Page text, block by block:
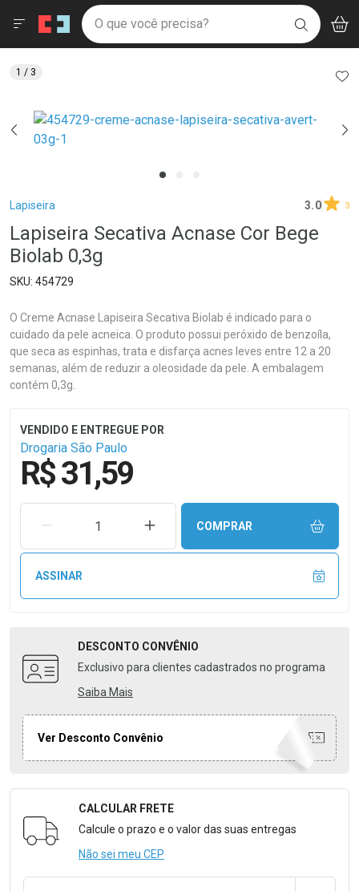
Drogaria São Paulo
Ir direto para a home
pela página
Ir direto para o conteúdo
Ir direto para a busca
Ir direto para a conta
Ir direto para a notificações
Ir direto para o carrinho
Ir direto para o menu
Faça a sua busca
O que você precisa? BUSCAR
Menu
Breadcrumb
Lapiseira 3.0 3
Lapiseira Secativa Acnase Cor Bege
Biolab 0,3g
454729
O Creme Acnase Lapiseira Secativa Biolab é indicado para o
cuidado da pele acneica. O produto possui peróxido de benzoíla,
que seca as espinhas, trata e disfarça acnes leves entre 12 a 20
semanas, além de reduzir a oleosidade da pele. A embalagem
contém 0,3g.
Drogaria São Paulo
R$ 31,59
REMOVER UMA UNIDADEAUMENTAR UMA UNIDADE
COMPRAR
ASSINAR
DESCONTO CONVÊNIO
Exclusivo para clientes cadastrados no programa
Saiba Mais
Ver Desconto Convênio
Formulário para Calcular o Frete
CALCULAR FRETE
Calcule o prazo e o valor das suas entregas
Não sei meu CEP
1 / 3